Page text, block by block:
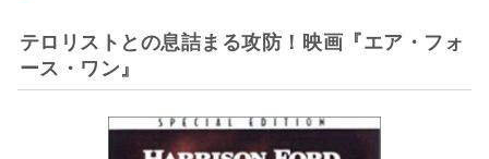
テロリストとの息詰まる攻防！映画『エア・フォ
ース・ワン』